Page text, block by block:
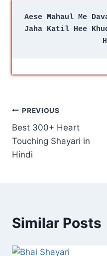
Aese Mahaul Me
Jaha Katil Hee
Post
navigation
PREVIOUS
Best 300+ Heart
Touching Shayari in
Hindi
Similar Posts